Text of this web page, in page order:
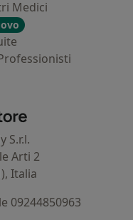
Medici
- Homepage
S.r.l.
Arti 2
Italia
09244850963